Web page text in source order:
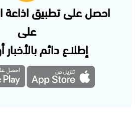
احصل على تطبيق
على
إطلاع دائم بالأخبار